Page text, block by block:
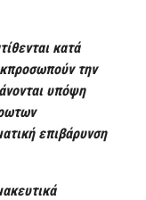
κατά
την
υπόψη
επιβάρυνση